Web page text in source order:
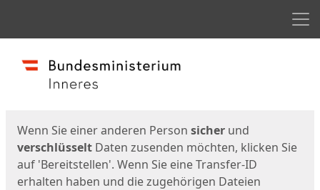
Start
Wenn Sie einer anderen Person sicher und
verschlüsselt Daten zusenden möchten, klicken Sie
auf 'Bereitstellen'. Wenn Sie eine Transfer-ID
erhalten haben und die zugehörigen Dateien